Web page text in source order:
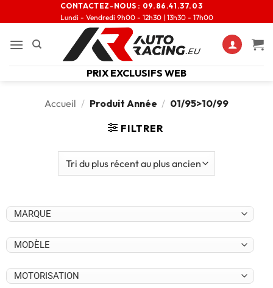
CONTACTEZ-NOUS : 09.86.41.37.03
Lundi - Vendredi 9h00 - 12h30 | 13h30 - 17h00
PRIX EXCLUSIFS WEB
Accueil / Produit Année / 01/95>10/99
FILTRER